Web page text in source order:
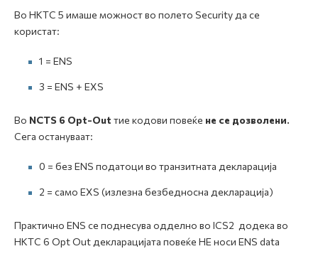
Во НКТС 5 имаше можност во полето Security да се
користат:
1 = ENS
3 = ENS + EXS
Во NCTS 6 Opt-Out тие кодови повеќе не се дозволени.
Сега остануваат:
0 = без ENS податоци во транзитната декларација
2 = само EXS (излезна безбедносна декларација)
Практично ENS се поднесува одделно во ICS2 додека во
НКТС 6 Opt Out декларацијата повеќе НЕ носи ENS data